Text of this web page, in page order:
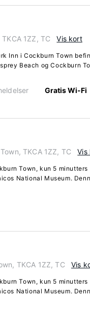
1ZZ, TC Vis kort
Inn i Cockburn Town
Beach og Cockburn
Gratis Wi-Fi
TKCA 1ZZ, TC Vis
Town, kun 5 minutters
National Museum.
TKCA 1ZZ, TC Vis
Town, kun 5 minutters
National Museum.